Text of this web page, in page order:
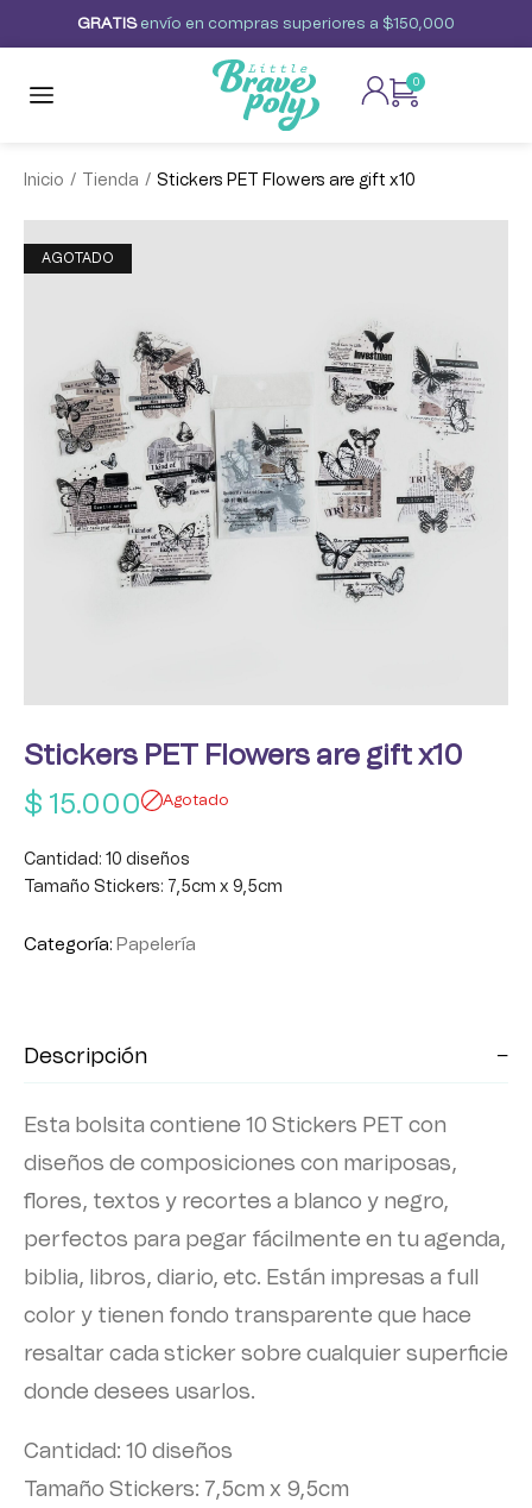
GRAT S envío en compras superiores a $150,000
0
Inicio / Tienda / Stickers PET Flowers are gift x10
AGOTADO
Stickers PET Flowers are gift x10
$ 15.000 Agotado
Cantidad: 10 diseños
Tamaño Stickers: 7,5cm x 9,5cm
Categoría: Papelería
Descripción
Esta bolsita contiene 10 Stickers PET con
diseños de composiciones con mariposas,
flores, textos y recortes a blanco y negro,
perfectos para pegar fácilmente en tu agenda,
biblia, libros, diario, etc. Están impresas a full
color y tienen fondo transparente que hace
resaltar cada sticker sobre cualquier superficie
donde desees usarlos.
Cantidad: 10 diseños
Tamaño Stickers: 7,5cm x 9,5cm